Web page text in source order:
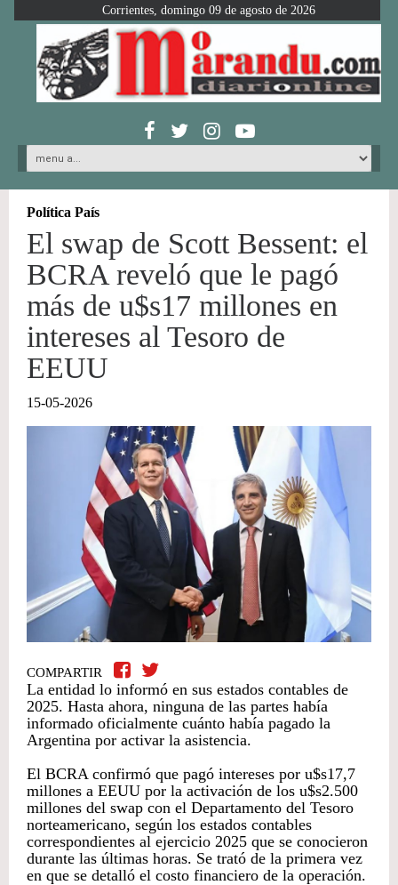
Corrientes, domingo 09 de agosto de 2026
Política País
El swap de Scott Bessent: el
BCRA reveló que le pagó
más de u$s17 millones en
intereses al Tesoro de
EEUU
15-05-2026
COMPARTIR
La entidad lo informó en sus estados contables de
2025. Hasta ahora, ninguna de las partes había
informado oficialmente cuánto había pagado la
Argentina por activar la asistencia.
El BCRA confirmó que pagó intereses por u$s17,7
millones a EEUU por la activación de los u$s2.500
millones del swap con el Departamento del Tesoro
norteamericano, según los estados contables
correspondientes al ejercicio 2025 que se conocieron
durante las últimas horas. Se trató de la primera vez
en que se detalló el costo financiero de la operación.